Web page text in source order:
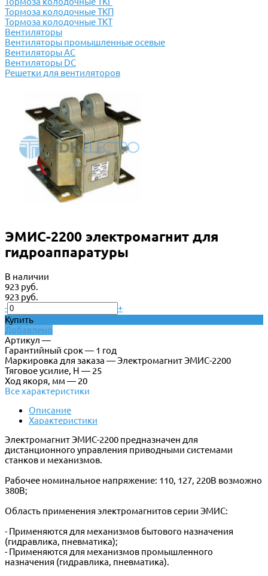
Тормоза колодочные ТКП
Тормоза колодочные ТКТ
Вентиляторы
Вентиляторы промышленные осевые
Вентиляторы АС
Вентиляторы DC
Решетки для вентиляторов
ЭМИС-2200 электромагнит для
гидроаппаратуры
В наличии
923 руб.
923 руб.
-
+
Купить
Добавлено
Артикул —
Гарантийный срок — 1 год
Маркировка для заказа — Электромагнит ЭМИС-2200
Тяговое усилие, Н — 25
Ход якоря, мм — 20
Все характеристики
Описание
Характеристики
Электромагнит ЭМИС-2200 предназначен для
дистанционного управления приводными системами
станков и механизмов.
Рабочее номинальное напряжение: 110, 127, 220В возможно
380В;
Область применения электромагнитов серии ЭМИС:
- Применяются для механизмов бытового назначения
(гидравлика, пневматика);
- Применяются для механизмов промышленного
назначения (гидравлика, пневматика).